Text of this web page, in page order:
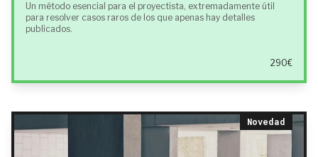
Un método esencial para el proyectista, extremadamente útil
para resolver casos raros de los que apenas hay detalles
publicados.
290€
Novedad